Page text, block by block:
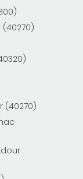
(40270)